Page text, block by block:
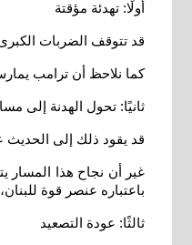
أولًا: تهدئة مؤقتة
قد تتوقف الضربات
كما نلاحظ أن ترامب
ثانيًا: تحول الهدنة إلى
قد يقود ذلك إلى الحديث
غير أن نجاح هذا المسار
باعتباره عنصر قوة
ثالثًا: عودة التصعيد